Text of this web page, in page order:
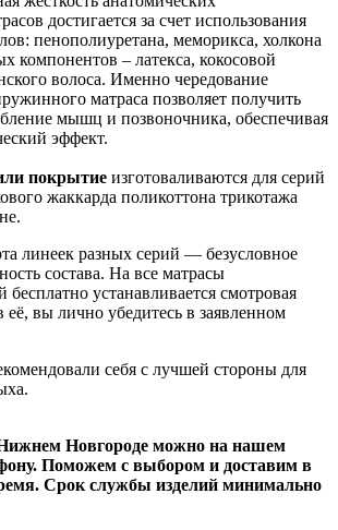
достигается за счет использования
пенополиуретана, меморикса, холкона
компонентов – латекса, кокосовой
волоса. Именно чередование
матраса позволяет получить
мышц и позвоночника, обеспечивая
эффект.
покрытие изготоваливаются для серий
жаккарда поликоттона трикотажа
линеек разных серий — безусловное
состава. На все матрасы
устанавливается смотровая
её, вы лично убедитесь в заявленном
себя с лучшей стороны для
Новгороде можно на нашем
Поможем с выбором и доставим в
Срок службы изделий минимально